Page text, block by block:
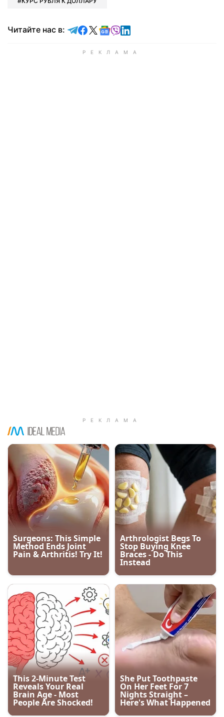
Читайте нас в: Читайте в Telegram
Читайте в Facebook
Читайте в X
Читайте в Google news
Читайте в Viber
Читайте в LinkedIn